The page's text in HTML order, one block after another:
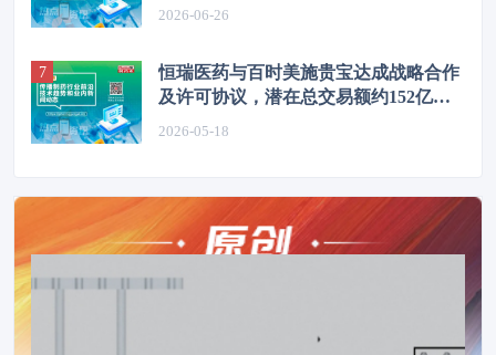
2026-06-26
恒瑞医药与百时美施贵宝达成战略合作
及许可协议，潜在总交易额约152亿美
2026-05-18